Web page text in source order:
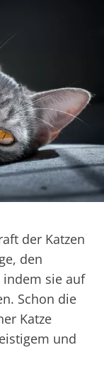
der Katzen
den
indem sie auf
Schon die
Katze
und